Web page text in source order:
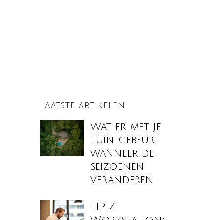
LAATSTE ARTIKELEN
Wat er met je
tuin gebeurt
wanneer de
seizoenen
veranderen
HP Z